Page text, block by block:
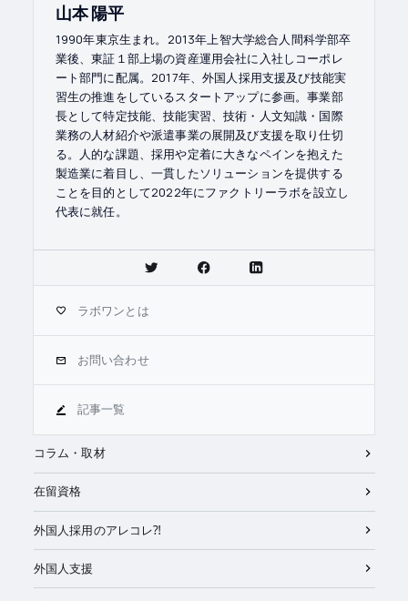
山本 陽平
1990年東京生まれ。2013年上智大学総合人間科学部卒
業後、東証１部上場の資産運用会社に入社しコーポレ
ート部門に配属。2017年、外国人採用支援及び技能実
習生の推進をしているスタートアップに参画。事業部
長として特定技能、技能実習、技術・人文知識・国際
業務の人材紹介や派遣事業の展開及び支援を取り仕切
る。人的な課題、採用や定着に大きなペインを抱えた
製造業に着目し、一貫したソリューションを提供する
ことを目的として2022年にファクトリーラボを設立し
代表に就任。
ラボワンとは
お問い合わせ
記事一覧
コラム・取材
在留資格
外国人採用のアレコレ⁈
外国人支援